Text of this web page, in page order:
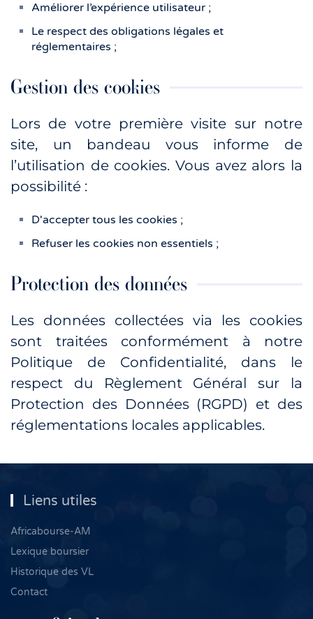
Améliorer l’expérience utilisateur ;
Le respect des obligations légales et
réglementaires ;
Gestion des cookies
Lors de votre première visite sur notre
site, un bandeau vous informe de
l’utilisation de cookies. Vous avez alors la
possibilité :
D'accepter tous les cookies ;
Refuser les cookies non essentiels ;
Protection des données
Les données collectées via les cookies
sont traitées conformément à notre
Politique de Confidentialité, dans le
respect du Règlement Général sur la
Protection des Données (RGPD) et des
réglementations locales applicables.
Liens utiles
Africabourse-AM
Lexique boursier
Historique des VL
Contact